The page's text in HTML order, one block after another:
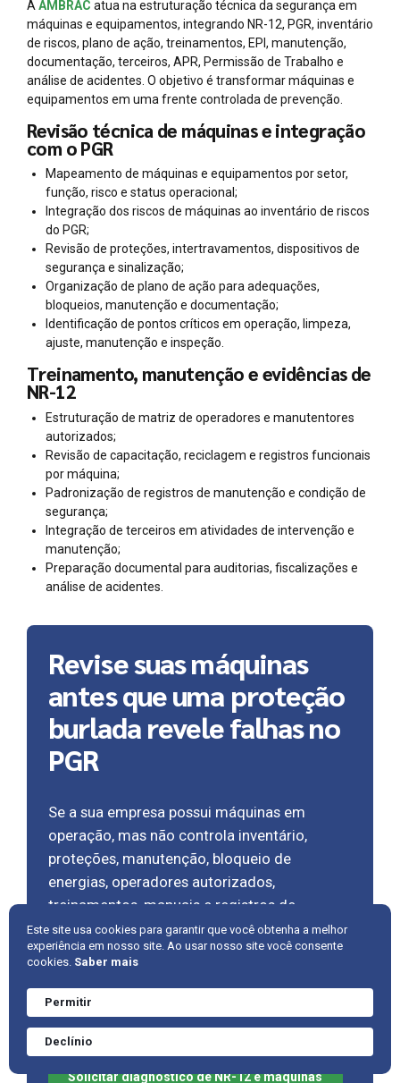
A AMBRAC atua na estruturação técnica da segurança em
máquinas e equipamentos, integrando NR-12, PGR, inventário
de riscos, plano de ação, treinamentos, EPI, manutenção,
documentação, terceiros, APR, Permissão de Trabalho e
análise de acidentes. O objetivo é transformar máquinas e
equipamentos em uma frente controlada de prevenção.
Revisão técnica de máquinas e integração
com o PGR
Mapeamento de máquinas e equipamentos por setor,
função, risco e status operacional;
Integração dos riscos de máquinas ao inventário de riscos
do PGR;
Revisão de proteções, intertravamentos, dispositivos de
segurança e sinalização;
Organização de plano de ação para adequações,
bloqueios, manutenção e documentação;
Identificação de pontos críticos em operação, limpeza,
ajuste, manutenção e inspeção.
Treinamento, manutenção e evidências de
NR-12
Estruturação de matriz de operadores e manutentores
autorizados;
Revisão de capacitação, reciclagem e registros funcionais
por máquina;
Padronização de registros de manutenção e condição de
segurança;
Integração de terceiros em atividades de intervenção e
manutenção;
Preparação documental para auditorias, fiscalizações e
análise de acidentes.
Revise suas máquinas
antes que uma proteção
burlada revele falhas no
PGR
Se a sua empresa possui máquinas em
operação, mas não controla inventário,
proteções, manutenção, bloqueio de
energias, operadores autorizados,
treinamentos, manuais e registros de
segurança, existe uma lacuna crítica de SST.
AAMBRACapoia sua organização na
máquinas e equipamentos, com método,
rastreabilidade e foco em prevenção real.
Solicitar diagnóstico de NR-12 e máquinas
Este site usa cookies para garantir que você obtenha a melhor
experiência em nosso site. Ao usar nosso site você consente
cookies. Saber mais
Permitir
Declínio
Precisa de ajuda?
Converve agora